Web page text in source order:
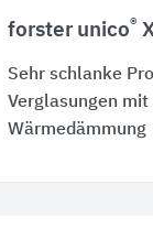
forster unico®
Sehr schlanke
Verglasungen
Wärmedämmung